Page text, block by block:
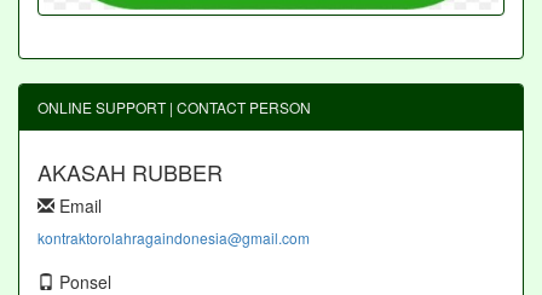
ONLINE SUPPORT | CONTACT PERSON
AKASAH RUBBER
Email
kontraktorolahragaindonesia@gmail.com
Ponsel